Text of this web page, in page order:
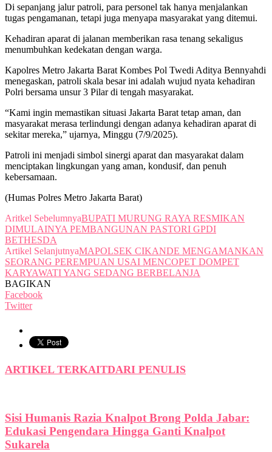
Di sepanjang jalur patroli, para personel tak hanya menjalankan
tugas pengamanan, tetapi juga menyapa masyarakat yang ditemui.
Kehadiran aparat di jalanan memberikan rasa tenang sekaligus
menumbuhkan kedekatan dengan warga.
Kapolres Metro Jakarta Barat Kombes Pol Twedi Aditya Bennyahdi
menegaskan, patroli skala besar ini adalah wujud nyata kehadiran
Polri bersama unsur 3 Pilar di tengah masyarakat.
“Kami ingin memastikan situasi Jakarta Barat tetap aman, dan
masyarakat merasa terlindungi dengan adanya kehadiran aparat di
sekitar mereka,” ujarnya, Minggu (7/9/2025).
Patroli ini menjadi simbol sinergi aparat dan masyarakat dalam
menciptakan lingkungan yang aman, kondusif, dan penuh
kebersamaan.
(Humas Polres Metro Jakarta Barat)
Aritkel SebelumnyaBUPATI MURUNG RAYA RESMIKAN
DIMULAINYA PEMBANGUNAN PASTORI GPDI
BETHESDA
Artikel SelanjutnyaMAPOLSEK CIKANDE MENGAMANKAN
SEORANG PEREMPUAN USAI MENCOPET DOMPET
KARYAWATI YANG SEDANG BERBELANJA
BAGIKAN
Facebook
Twitter
ARTIKEL TERKAITDARI PENULIS
Sisi Humanis Razia Knalpot Brong Polda Jabar:
Edukasi Pengendara Hingga Ganti Knalpot
Sukarela